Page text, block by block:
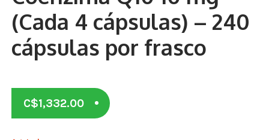
Diabetes
Para Hombres
Estados De Ánimo
(Cada 4 cápsulas) – 240
cápsulas por frasco
C$1,332.00